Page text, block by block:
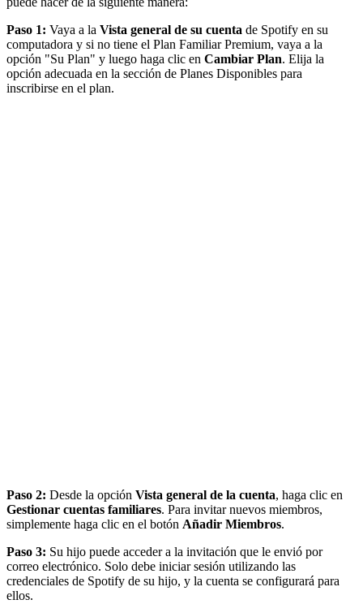
Paso 1: Vaya a la Vista general de su cuenta de Spotify en su
computadora y si no tiene el Plan Familiar Premium, vaya a la
opción "Su Plan" y luego haga clic en Cambiar Plan. Elija la
opción adecuada en la sección de Planes Disponibles para
inscribirse en el plan.
Paso 2: Desde la opción Vista general de la cuenta, haga clic en
Gestionar cuentas familiares. Para invitar nuevos miembros,
simplemente haga clic en el botón Añadir Miembros.
Paso 3: Su hijo puede acceder a la invitación que le envió por
correo electrónico. Solo debe iniciar sesión utilizando las
credenciales de Spotify de su hijo, y la cuenta se configurará para
ellos.